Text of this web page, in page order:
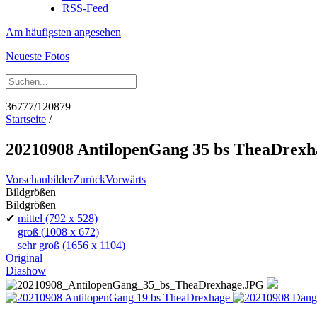
RSS-Feed
Am häufigsten angesehen
Neueste Fotos
36777/120879
Startseite /
20210908 AntilopenGang 35 bs
VorschaubilderZurückVorwärts
Bildgrößen
Bildgrößen
✔ mittel (792 x 528)
groß (1008 x 672)
sehr groß (1656 x 1104)
Original
Diashow